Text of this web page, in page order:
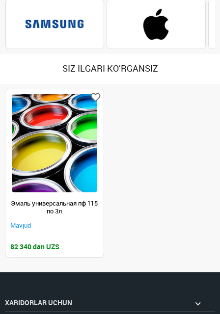
SIZ ILGARI KO‘RGANSIZ
Эмаль универсальная пф 115
по 3л
Mavjud
82 340 dan UZS
XARIDORLAR UCHUN